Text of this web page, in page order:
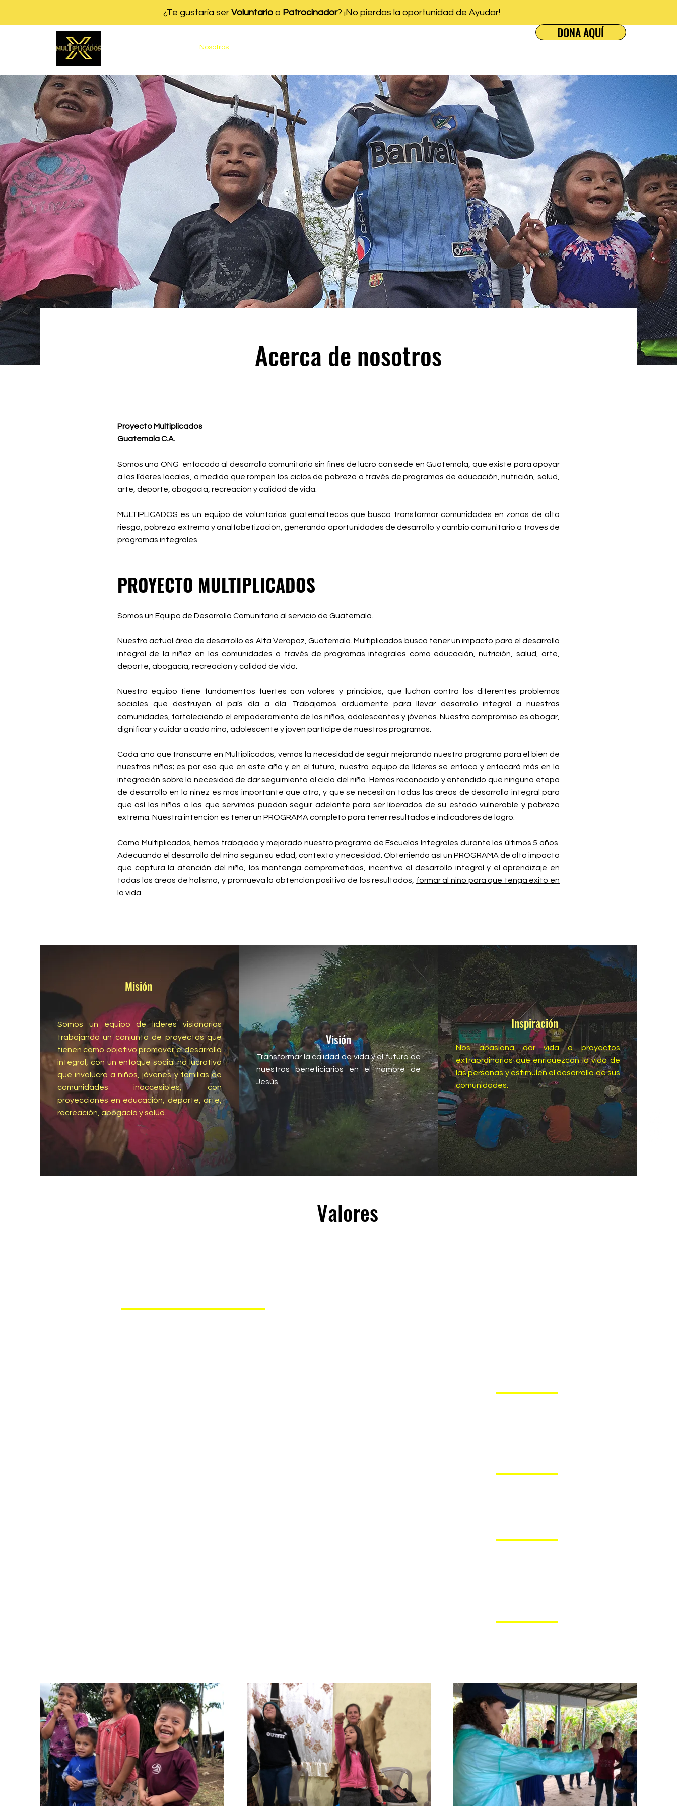
¿Te gustaría ser Voluntario o Patrocinador? ¡No pierdas la oportunidad de Ayudar!
Nosotros
DONA AQUÍ
Acerca de nosotros
Proyecto Multiplicados
Guatemala C.A.
Somos una ONG enfocado al desarrollo comunitario sin fines de lucro con sede en Guatemala, que existe para apoyar
a los líderes locales, a medida que rompen los ciclos de pobreza a través de programas de educación, nutrición, salud,
arte, deporte, abogacía, recreación y calidad de vida.
MULTIPLICADOS es un equipo de voluntarios guatemaltecos que busca transformar comunidades en zonas de alto
riesgo, pobreza extrema y analfabetización, generando oportunidades de desarrollo y cambio comunitario a través de
programas integrales.
PROYECTO MULTIPLICADOS
Somos un Equipo de Desarrollo Comunitario al servicio de Guatemala.
Nuestra actual área de desarrollo es Alta Verapaz, Guatemala. Multiplicados busca tener un impacto para el desarrollo
integral de la niñez en las comunidades a través de programas integrales como educación, nutrición, salud, arte,
deporte, abogacía, recreación y calidad de vida.
Nuestro equipo tiene fundamentos fuertes con valores y principios, que luchan contra los diferentes problemas
sociales que destruyen al país día a día. Trabajamos arduamente para llevar desarrollo integral a nuestras
comunidades, fortaleciendo el empoderamiento de los niños, adolescentes y jóvenes. Nuestro compromiso es abogar,
dignificar y cuidar a cada niño, adolescente y joven partícipe de nuestros programas.
Cada año que transcurre en Multiplicados, vemos la necesidad de seguir mejorando nuestro programa para el bien de
nuestros niños; es por eso que en este año y en el futuro, nuestro equipo de líderes se enfoca y enfocará más en la
integración sobre la necesidad de dar seguimiento al ciclo del niño. Hemos reconocido y entendido que ninguna etapa
de desarrollo en la niñez es más importante que otra, y que se necesitan todas las áreas de desarrollo integral para
que así los niños a los que servimos puedan seguir adelante para ser liberados de su estado vulnerable y pobreza
extrema. Nuestra intención es tener un PROGRAMA completo para tener resultados e indicadores de logro.
Como Multiplicados, hemos trabajado y mejorado nuestro programa de Escuelas Integrales durante los últimos 5 años.
Adecuando el desarrollo del niño según su edad, contexto y necesidad. Obteniendo así un PROGRAMA de alto impacto
que captura la atención del niño, los mantenga comprometidos, incentive el desarrollo integral y el aprendizaje en
todas las áreas de holismo, y promueva la obtención positiva de los resultados, formar al niño para que tenga éxito en
la vida.
Misión
Somos un equipo de líderes visionarios
trabajando un conjunto de proyectos que
tienen como objetivo promover el desarrollo
integral, con un enfoque social no lucrativo
que involucra a niños, jóvenes y familias de
comunidades inaccesibles, con
proyecciones en educación, deporte, arte,
recreación, abogacía y salud.
Visión
Transformar la calidad de vida y el futuro de
nuestros beneficiarios en el nombre de
Jesús.
Inspiración
Nos apasiona dar vida a proyectos
extraordinarios que enriquezcan la vida de
las personas y estimulen el desarrollo de sus
comunidades.
Valores